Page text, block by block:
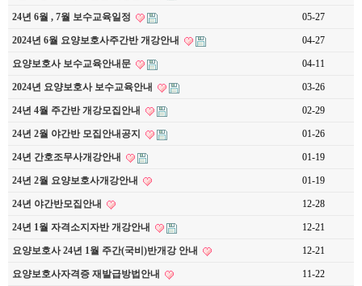
24년 6월 , 7월 보수교육일정 05-27
2024년 6월 요양보호사주간반 개강안내 04-27
요양보호사 보수교육안내문 04-11
2024년 요양보호사 보수교육안내 03-26
24년 4월 주간반 개강모집안내 02-29
24년 2월 야간반 모집안내공지 01-26
24년 간호조무사개강안내 01-19
24년 2월 요양보호사개강안내 01-19
24년 야간반모집안내 12-28
24년 1월 자격소지자반 개강안내 12-21
요양보호사 24년 1월 주간(국비)반개강 안내 12-21
요양보호사자격증 재발급방법안내 11-22